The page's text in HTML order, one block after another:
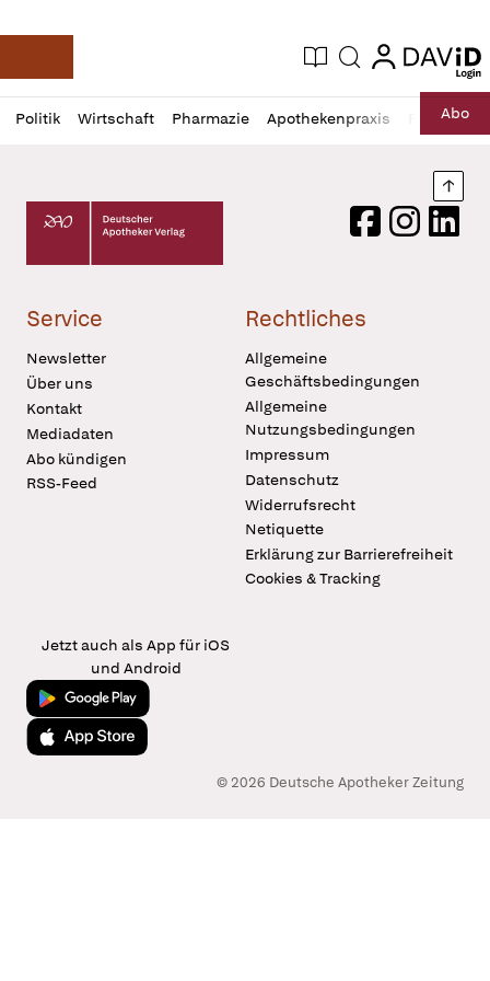
Deutsche Apotheker Zeitung
Aktuelle Ausgabe
Suche login
login
Politik Wirtschaft Pharmazie Apothekenpraxis RechtAbo
Profil
öffnen
Daz
Pur
Deutscher Apotheker Verlag Logo
FacebookInstagram
Service
Newsletter
Über uns
Kontakt
Mediadaten
Abo kündigen
RSS-Feed
Rechtliches
Allgemeine
Geschäftsbedingungen
Allgemeine
Nutzungsbedingungen
Impressum
Datenschutz
Widerrufsrecht
Netiquette
Erklärung zur Barrierefreiheit
Cookies & Tracking
Jetzt auch als App für iOS
und Android
Jetzt bei Google Play
Laden im App Store
© 2026 Deutsche Apotheker Zeitung